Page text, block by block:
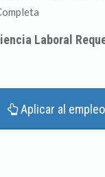
Laboral
Aplicar al empleo